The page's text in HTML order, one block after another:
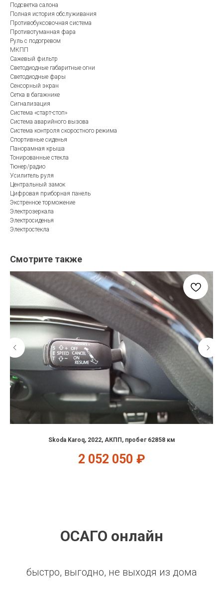
Подсветка салона
Полная история обслуживания
Противобуксовочная система
Противотуманная фара
Руль с подогревом
МКПП
Сажевый фильтр
Светодиодные габаритные огни
Светодиодные фары
Сенсорный экран
Сетка в багажнике
Сигнализация
Система «старт-стоп»
Система аварийного вызова
Система контроля скоростного режима
Спортивные сиденья
Панорамная крыша
Тонированные стекла
Тюнер/радио
Усилитель руля
Центральный замок
Цифровая приборная панель
Экстренное торможение
Электрозеркала
Электросиденья
Электростекла
Смотрите также
Skoda Karoq, 2022, АКПП, пробег 62858 км
2 052 050 ₽
ОСАГО онлайн
быстро, выгодно, не выходя из дома